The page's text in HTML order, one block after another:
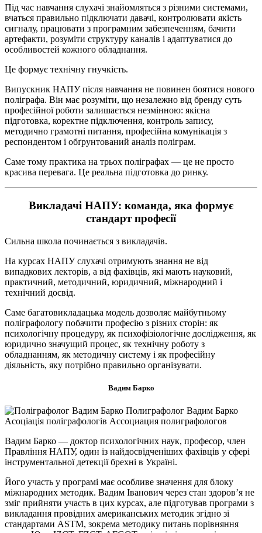
Під час навчання слухачі знайомляться з різними системами,
вчаться правильно підключати давачі, контролювати якість
сигналу, працювати з програмним забезпеченням, бачити
артефакти, розуміти структуру каналів і адаптуватися до
особливостей кожного обладнання.
Це формує технічну гнучкість.
Випускник НАПУ після навчання не повинен боятися нового
поліграфа. Він має розуміти, що незалежно від бренду суть
професійної роботи залишається незмінною: якісна
підготовка, коректне підключення, контроль запису,
методично грамотні питання, професійна комунікація з
респондентом і обґрунтований аналіз поліграм.
Саме тому практика на трьох поліграфах — це не просто
красива перевага. Це реальна підготовка до ринку.
Викладачі НАПУ: команда, яка формує
стандарт професії
Сильна школа починається з викладачів.
На курсах НАПУ слухачі отримують знання не від
випадкових лекторів, а від фахівців, які мають науковий,
практичний, методичний, юридичний, міжнародний і
технічний досвід.
Саме багатовикладацька модель дозволяє майбутньому
поліграфологу побачити професію з різних сторін: як
психологічну процедуру, як психофізіологічне дослідження, як
юридично значущий процес, як технічну роботу з
обладнанням, як методичну систему і як професійну
діяльність, яку потрібно правильно організувати.
Вадим Барко
Вадим Барко — доктор психологічних наук, професор, член
Правління НАПУ, один із найдосвідченіших фахівців у сфері
інструментальної детекції брехні в Україні.
Його участь у програмі має особливе значення для блоку
міжнародних методик. Вадим Іванович через стан здоров’я не
зміг прийняти участь в цих курсах, але підготував програми з
викладання провідних американських методик згідно зі
стандартами ASTM, зокрема методику питань порівняння